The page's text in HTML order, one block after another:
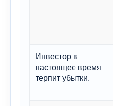
Инвестор в
настоящее время
терпит убытки.